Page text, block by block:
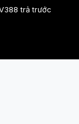
trả trước